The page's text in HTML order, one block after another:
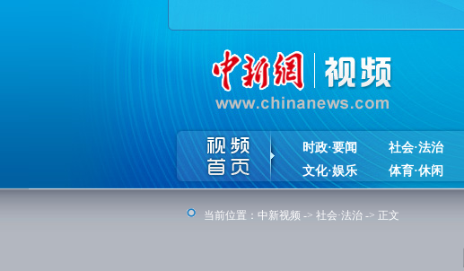
时政·要闻 社会·法治
文化·娱乐
体育·休闲
当前位置： 中新视频 -> 社会·法治 -> 正文